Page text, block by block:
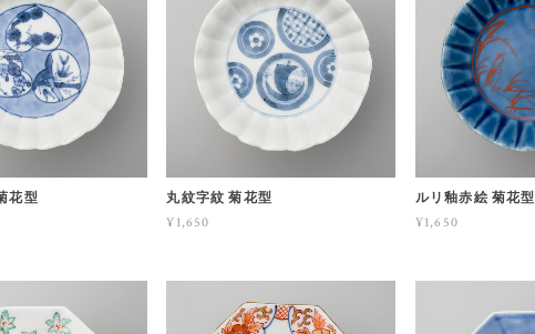
花型
丸紋字紋 菊花型
¥1,650
ルリ釉赤絵 菊花型
¥1,650